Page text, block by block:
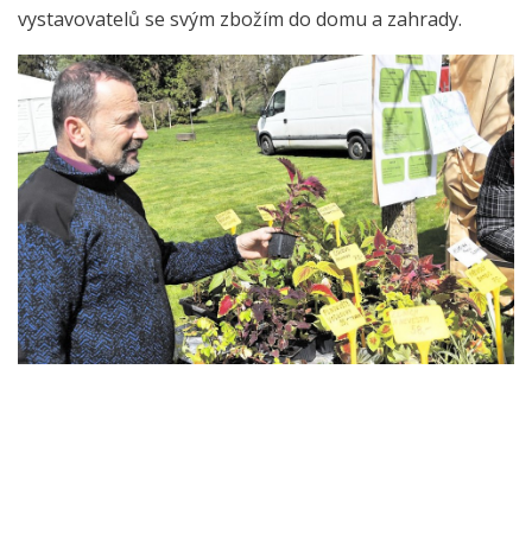
vystavovatelů se svým zbožím do domu a zahrady.